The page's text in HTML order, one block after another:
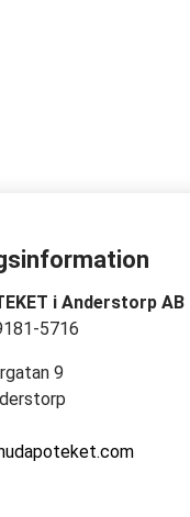
i Anderstorp AB
5716
9